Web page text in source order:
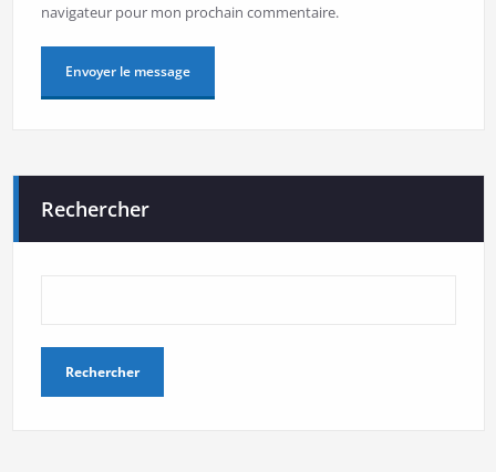
navigateur pour mon prochain commentaire.
Rechercher
Rechercher